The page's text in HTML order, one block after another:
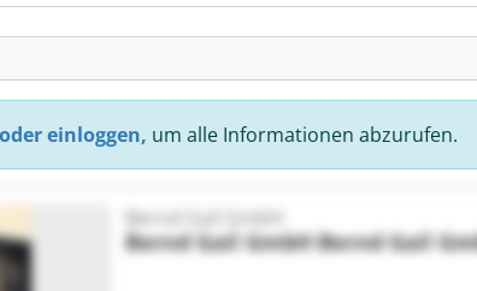
einloggen, um alle Informationen abzurufen.
Bernd Gail GmbH
Bernd Gail GmbHBernd Gail